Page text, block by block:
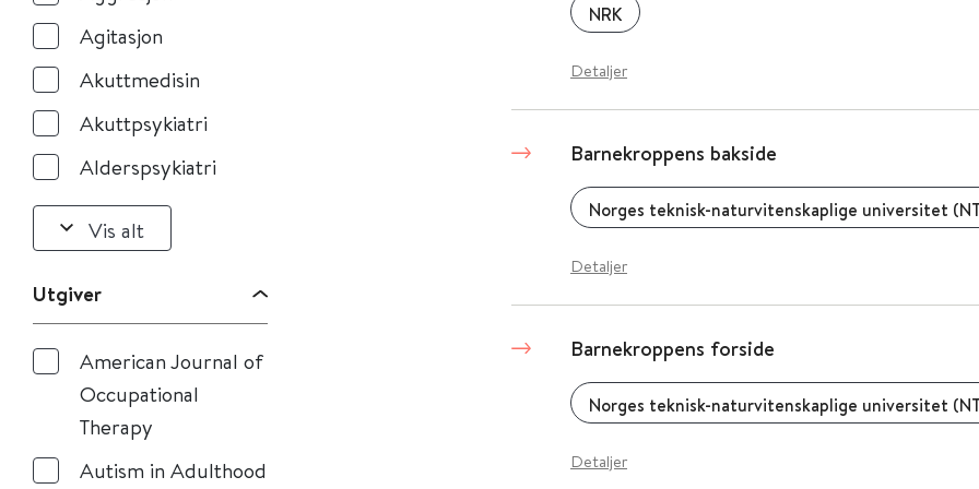
Agitasjon
Akuttmedisin
Akuttpsykiatri
Alderspsykiatri
Vis alt
Utgiver
American Journal of
Occupational
Therapy
Autism in Adulthood
NRK
Detaljer
Barnekroppens bakside
Norges teknisk-naturvitenskaplige universitet
Detaljer
Barnekroppens forside
Norges teknisk-naturvitenskaplige universitet
Detaljer